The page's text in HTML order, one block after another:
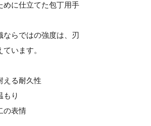
めに仕立てた包丁用手
ならではの強度は、刃
います。
える耐久性
もり
の表情